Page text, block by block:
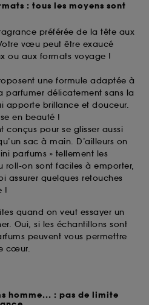
: tous les moyens sont
préférée de la tête aux
vœu peut être exaucé
ou aux formats voyage !
une formule adaptée à
parfumer délicatement sans la
apporte brillance et douceur.
en beauté !
conçus pour se glisser aussi
sac à main. D’ailleurs on
parfums » tellement les
roll-on sont faciles à emporter,
assurer quelques retouches
!
quand on veut essayer un
Oui, si les échantillons sont
peuvent vous permettre
cœur.
homme... : pas de limite